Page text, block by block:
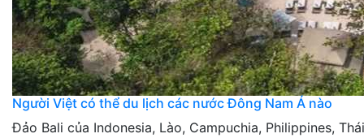
Người Việt có thể du lịch các nước Đông Nam Á nào
Đảo Bali của Indonesia, Lào, Campuchia, Philippines,